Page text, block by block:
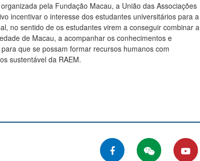
pela Fundação Macau, a União das Associações
incentivar o interesse dos estudantes universitários para a
no sentido de os estudantes virem a conseguir combinar a
de Macau, a acompanhar os conhecimentos e
que se possam formar recursos humanos com
sustentável da RAEM.